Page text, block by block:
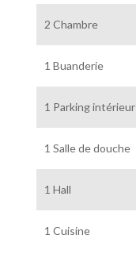
2 Chambre
1 Buanderie
1 Parking intérieur
1 Salle de douche
1 Hall
1 Cuisine